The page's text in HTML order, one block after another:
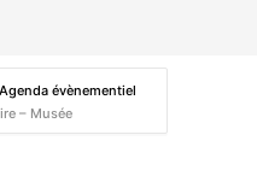
Agenda évènementiel
– Musée